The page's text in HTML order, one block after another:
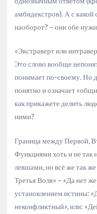
амбидекстров). А с какой
наоборот? – они обе
«Экстраверт или
Это слово вообще
понимает по-своему. Но
понятно и означает
как прикажете делить
ними?
Граница между Первой,
Функциями хоть и не так
левшами, но всё же так
Третья Воля» – «Да нет
установлением истины:
неконфликтный», или: